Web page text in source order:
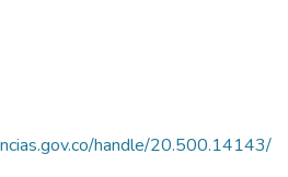
handle/20.500.14143/